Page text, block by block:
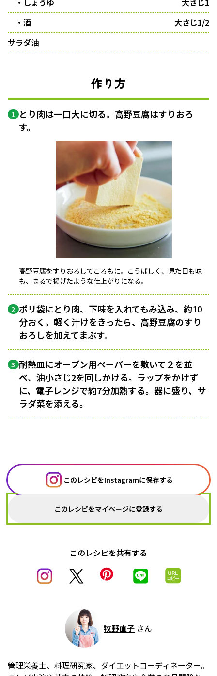
・しょうゆ
大さじ1
・酒
大さじ1/2
サラダ油
作り方
1 とり肉は一口大に切る。高野豆腐はすりおろ
す。
高野豆腐をすりおろしてころもに。こうばしく、見た目も味
も、まるで揚げたような仕上がりになる。
2 ポリ袋にとり肉、 下味を入れてもみ込み、約10
分おく。軽く汁けをきったら、高野豆腐のすり
おろしを加えてまぶす。
3 耐熱皿にオーブン用ペーパーを敷いて２を並
べ、油小さじ2を回しかける。ラップをかけず
に、電子レンジで約7分加熱する。器に盛り、サ
ラダ菜を添える。
このレシピをInstagramに保存する
このレシピをマイページに登録する
このレシピを共有する
牧野直子 さん
管理栄養士、料理研究家、ダイエットコーディネーター。